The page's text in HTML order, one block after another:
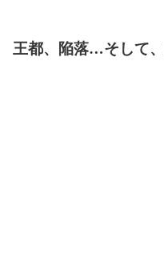
王都、陥落…そして、